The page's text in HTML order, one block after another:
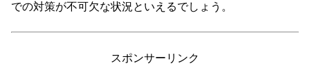
での対策が不可欠な状況といえるでしょう。
スポンサーリンク